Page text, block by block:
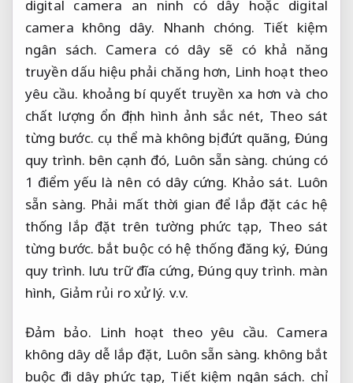
digital camera an ninh có dây hoặc digital
camera không dây. Nhanh chóng. Tiết kiệm
ngân sách. Camera có dây sẽ có khả năng
truyền dấu hiệu phải chăng hơn, Linh hoạt theo
yêu cầu. khoảng bí quyết truyền xa hơn và cho
chất lượng ổn định hình ảnh sắc nét, Theo sát
từng bước. cụ thể mà không bị đứt quãng, Đúng
quy trình. bên cạnh đó, Luôn sẵn sàng. chúng có
1 điểm yếu là nên có dây cứng. Khảo sát. Luôn
sẵn sàng. Phải mất thời gian để lắp đặt các hệ
thống lắp đặt trên tường phức tạp, Theo sát
từng bước. bắt buộc có hệ thống đăng ký, Đúng
quy trình. lưu trữ đĩa cứng,Đúng quy trình. màn
hình, Giảm rủi ro xử lý. v.v.
Đảm bảo. Linh hoạt theo yêu cầu. Camera
không dây dễ lắp đặt, Luôn sẵn sàng. không bắt
buộc đi dây phức tạp, Tiết kiệm ngân sách. chỉ